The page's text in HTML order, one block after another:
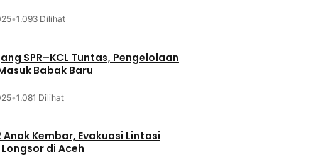
•1.093 Dilihat
SPR–KCL Tuntas, Pengelolaan
Babak Baru
•1.081 Dilihat
Anak Kembar, Evakuasi Lintasi
di Aceh